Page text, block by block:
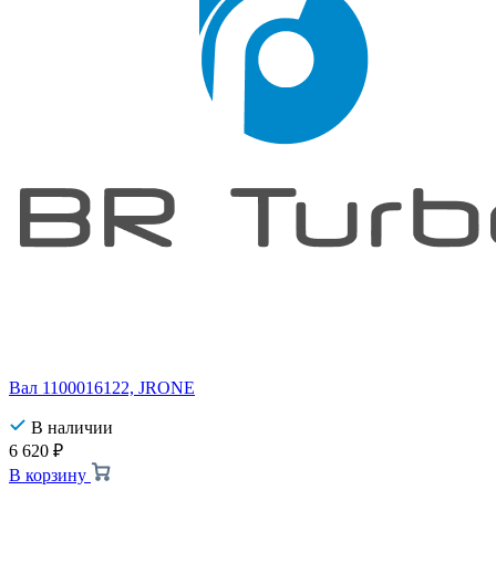
Вал 1100016122, JRONE
В наличии
6 620 ₽
В корзину